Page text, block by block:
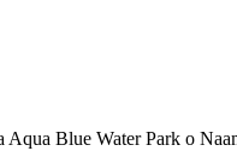
Aqua Blue Water Park o